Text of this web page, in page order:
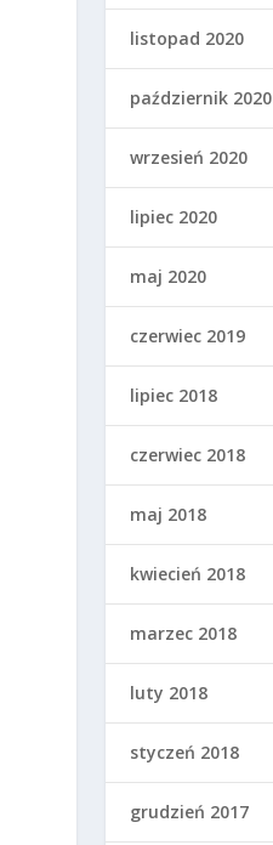
listopad 2020
październik 2020
wrzesień 2020
lipiec 2020
maj 2020
czerwiec 2019
lipiec 2018
czerwiec 2018
maj 2018
kwiecień 2018
marzec 2018
luty 2018
styczeń 2018
grudzień 2017